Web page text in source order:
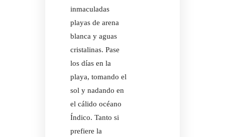
inmaculadas
playas de arena
blanca y aguas
cristalinas. Pase
los días en la
playa, tomando el
sol y nadando en
el cálido océano
Índico. Tanto si
prefiere la